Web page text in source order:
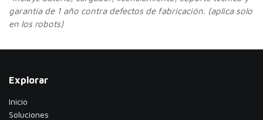
garantía de 1 año contra defectos de fabricación. (aplica solo
en los robots)
Explorar
Inicio
Soluciones